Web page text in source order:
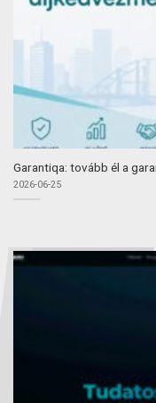
Garantiqa: tovább él a
2026-06-25